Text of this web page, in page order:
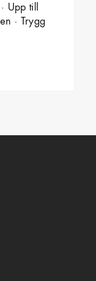
Upp till
· Trygg